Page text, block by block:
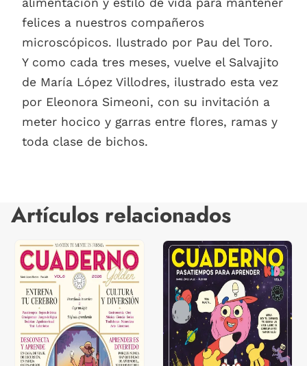
felices a nuestros compañeros
microscópicos. Ilustrado por Pau del Toro.
Y como cada tres meses, vuelve el Salvajito
de María López Villodres, ilustrado esta vez
por Eleonora Simeoni, con su invitación a
meter hocico y garras entre flores, ramas y
toda clase de bichos.
Artículos relacionados